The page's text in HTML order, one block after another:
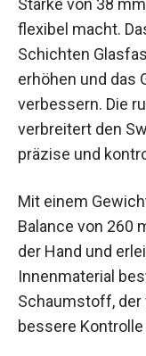
Stärke von 38
flexibel macht.
zwei Schichten
erhöhen und das
verbessern. Die
verbreitert den
präzise und
Mit einem
Balance von 260
der Hand und
Innenmaterial
Schaumstoff,
bessere